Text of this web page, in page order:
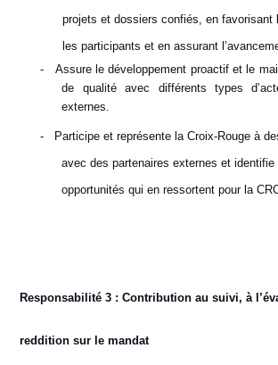
projets et dossiers confiés, en favorisant
les participants et en assurant
-
Assure le développement proactif et le
de qualité avec différents types
externes.
-
Participe et représente la Croix-Rouge à
avec des partenaires externes et
opportunités qui en ressortent pour la
Responsabilité 3 : Contribution au suivi, à
reddition sur le mandat